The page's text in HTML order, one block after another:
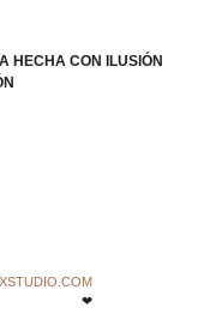
HECHA CON ILUSIÓN
❤